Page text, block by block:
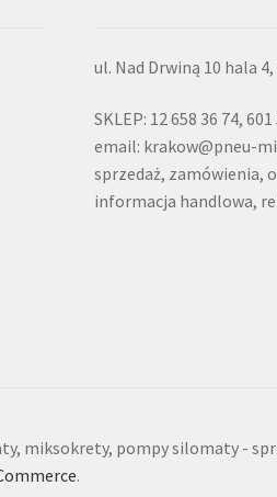
ul. Nad Drwiną 10 hala
SKLEP: 12 658 36 74, 601
email: krakow@pneu-
sprzedaż, zamówienia,
informacja handlowa,
miksokrety, pompy silomaty -
.